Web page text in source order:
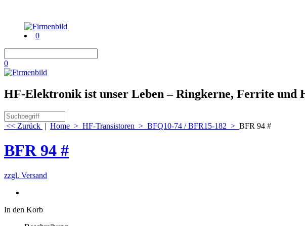
0
0
HF-Elektronik ist unser Leben – Ringkerne, Ferrite und
<< Zurück | Home > HF-Transistoren > BFQ10-74 / BFR15-182 > BFR 94 #
BFR 94 #
zzgl. Versand
In den Korb